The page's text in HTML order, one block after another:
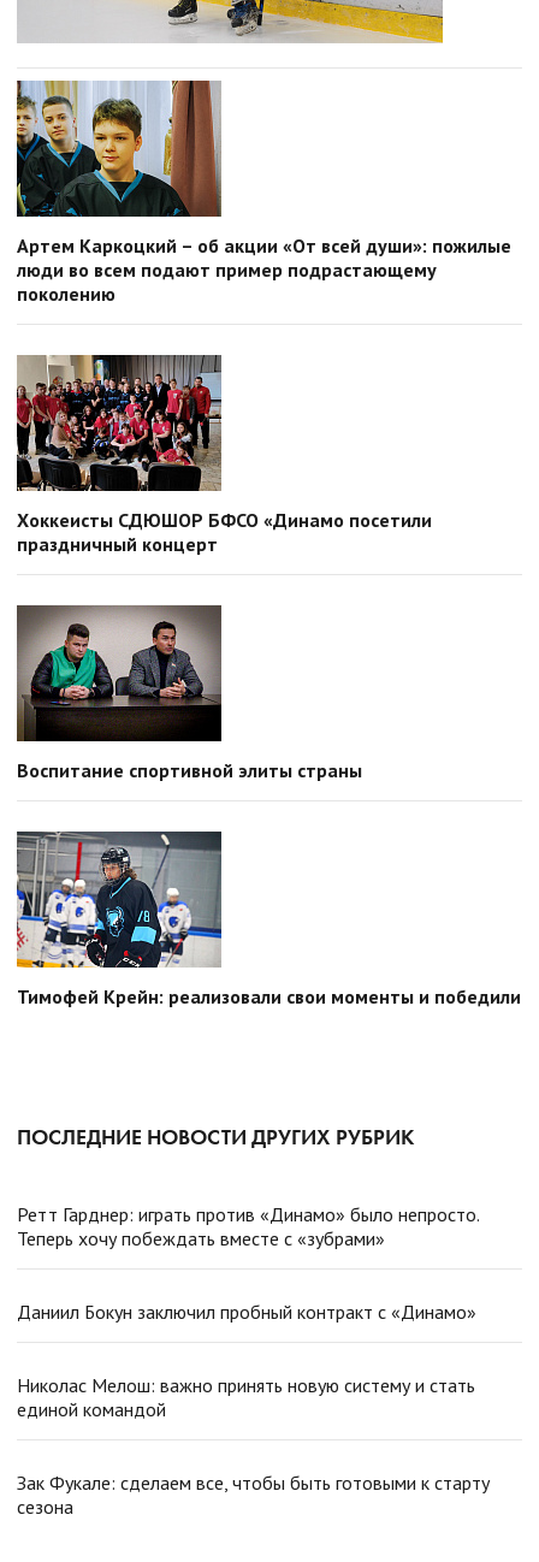
Артем Каркоцкий – об акции «От всей души»: пожилые
люди во всем подают пример подрастающему
поколению
Хоккеисты СДЮШОР БФСО «Динамо посетили
праздничный концерт
Воспитание спортивной элиты страны
Тимофей Крейн: реализовали свои моменты и победили
ПОСЛЕДНИЕ НОВОСТИ ДРУГИХ РУБРИК
Ретт Гарднер: играть против «Динамо» было непросто.
Теперь хочу побеждать вместе с «зубрами»
Даниил Бокун заключил пробный контракт с «Динамо»
Николас Мелош: важно принять новую систему и стать
единой командой
Зак Фукале: сделаем все, чтобы быть готовыми к старту
сезона